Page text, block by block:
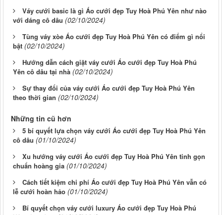
Váy cưới basic là gì Áo cưới đẹp Tuy Hoà Phú Yên như nào
với dáng cô dâu (02/10/2024)
Tùng váy xòe Áo cưới đẹp Tuy Hoà Phú Yên có điểm gì nổi
bật (02/10/2024)
Hướng dẫn cách giặt váy cưới Áo cưới đẹp Tuy Hoà Phú
Yên cô dâu tại nhà (02/10/2024)
Sự thay đổi của váy cưới Áo cưới đẹp Tuy Hoà Phú Yên
theo thời gian (02/10/2024)
Những tin cũ hơn
5 bí quyết lựa chọn váy cưới Áo cưới đẹp Tuy Hoà Phú Yên
cô dâu (01/10/2024)
Xu hướng váy cưới Áo cưới đẹp Tuy Hoà Phú Yên tinh gọn
chuẩn hoàng gia (01/10/2024)
Cách tiết kiệm chi phí Áo cưới đẹp Tuy Hoà Phú Yên vẫn có
lễ cưới hoàn hảo (01/10/2024)
Bí quyết chọn váy cưới luxury Áo cưới đẹp Tuy Hoà Phú